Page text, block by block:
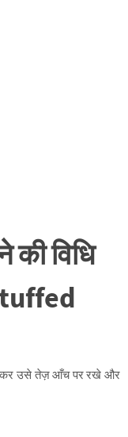
की विधि
कर उसे तेज़ आँच पर रखे और